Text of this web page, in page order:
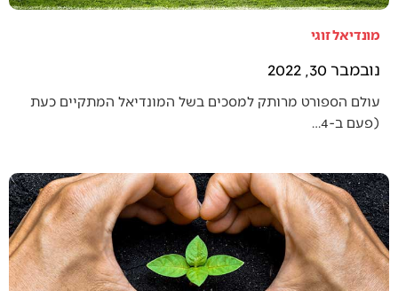
מונדיאל זוגי
נובמבר 30, 2022
עולם הספורט מרותק למסכים בשל המונדיאל המתקיים כעת
(פעם ב-4…